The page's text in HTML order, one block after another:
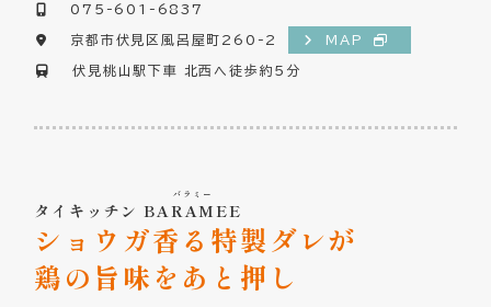
075-601-6837
京都市伏見区風呂屋町260-2
MAP
伏見桃山駅下車 北西へ徒歩約5分
タイキッチン BARAMEE
バラミー
ショウガ香る特製ダレが
鶏の旨味をあと押し